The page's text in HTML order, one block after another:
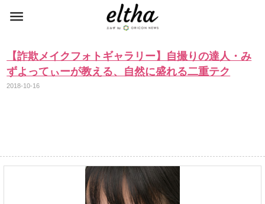
【詐欺メイクフォトギャラリー】自撮りの達人・み
ずよってぃーが教える、自然に盛れる二重テク
2018-10-16